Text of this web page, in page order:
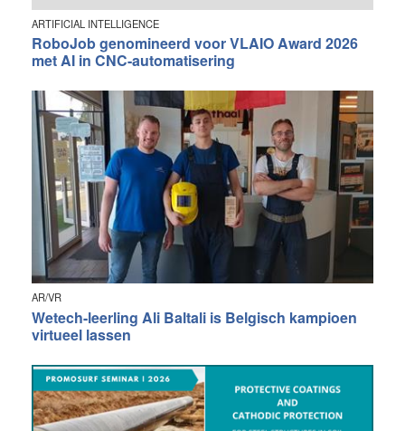
ARTIFICIAL INTELLIGENCE
RoboJob genomineerd voor VLAIO Award 2026
met AI in CNC-automatisering
AR/VR
Wetech-leerling Ali Baltali is Belgisch kampioen
virtueel lassen